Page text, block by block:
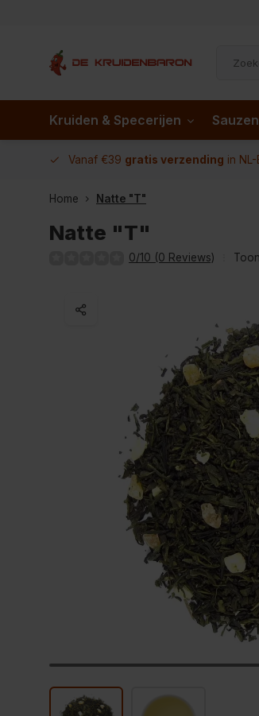
Kruiden & Specerijen Sauzen
Vanaf €39 gratis verzending in NL-
Home Natte "T"
Natte "T"
0/10 (0 Reviews)